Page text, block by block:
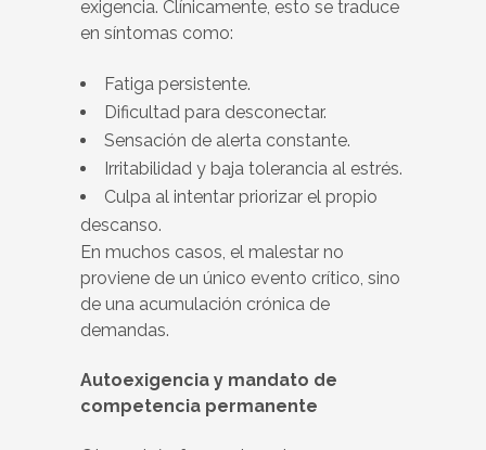
exigencia. Clínicamente, esto se traduce
en síntomas como:
Fatiga persistente.
Dificultad para desconectar.
Sensación de alerta constante.
Irritabilidad y baja tolerancia al estrés.
Culpa al intentar priorizar el propio
descanso.
En muchos casos, el malestar no
proviene de un único evento crítico, sino
de una acumulación crónica de
demandas.
Autoexigencia y mandato de
competencia permanente